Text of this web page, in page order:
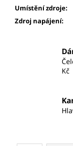
Umístění zdroje:
Zdroj napájení:
Kč